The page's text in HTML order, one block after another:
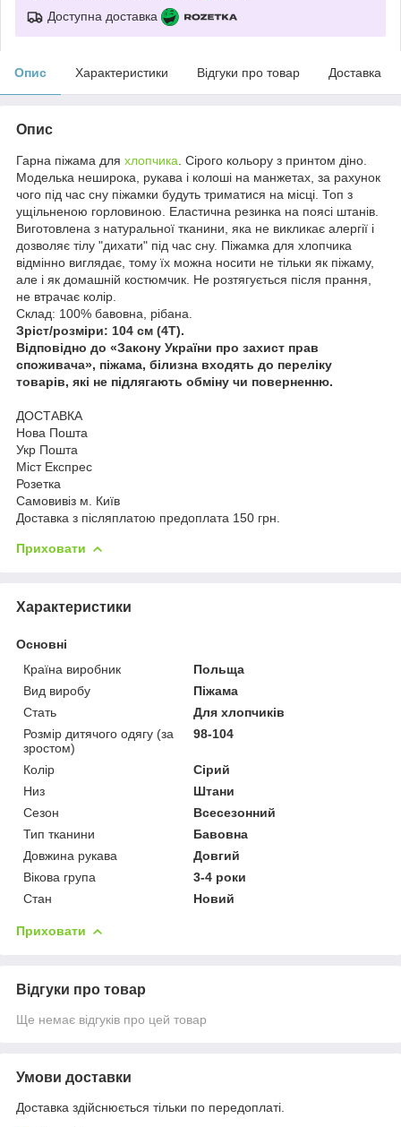
Доступна доставка
Опис Характеристики Відгуки про товар Доставка
Опис
Гарна піжама для хлопчика . Сірого кольору з принтом діно.
Моделька неширока, рукава і колоші на манжетах, за рахунок
чого під час сну піжамки будуть триматися на місці. Топ з
ущільненою горловиною. Еластична резинка на поясі штанів.
Виготовлена з натуральної тканини, яка не викликає алергії і
дозволяє тілу "дихати" під час сну. Піжамка для хлопчика
відмінно виглядає, тому їх можна носити не тільки як піжаму,
але і як домашній костюмчик. Не розтягується після прання,
не втрачає колір.
Склад: 100% бавовна, рібана.
Зріст/розміри: 104 см (4Т).
Відповідно до «Закону України про захист прав
споживача», піжама, білизна входять до переліку
товарів, які не підлягають обміну чи поверненню.
ДОСТАВКА
Нова Пошта
Укр Пошта
Міст Експрес
Розетка
Самовивіз м. Київ
Доставка з післяплатою предоплата 150 грн.
Приховати
Характеристики
Основні
Країна виробник
Польща
Вид виробу
Піжама
Стать
Для хлопчиків
Розмір дитячого одягу (за
зростом)
98-104
Колір
Сірий
Низ
Штани
Сезон
Всесезонний
Тип тканини
Бавовна
Довжина рукава
Довгий
Вікова група
3-4 роки
Стан
Новий
Приховати
Відгуки про товар
Ще немає відгуків про цей товар
Умови доставки
Доставка здійснюється тільки по передоплаті.